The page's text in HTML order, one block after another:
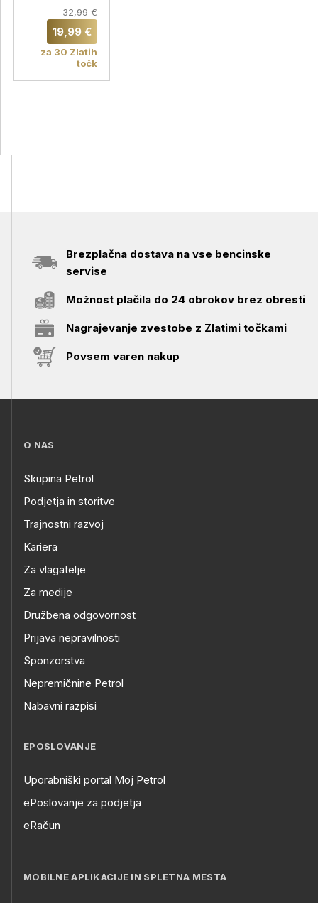
647906630
32,99 €
19,99 €
za 30 Zlatih
točk
Brezplačna dostava na vse bencinske
servise
Možnost plačila do 24 obrokov brez obresti
Nagrajevanje zvestobe z Zlatimi točkami
Povsem varen nakup
O NAS
Skupina Petrol
Podjetja in storitve
Trajnostni razvoj
Kariera
Za vlagatelje
Za medije
Družbena odgovornost
Prijava nepravilnosti
Sponzorstva
Nepremičnine Petrol
Nabavni razpisi
EPOSLOVANJE
Uporabniški portal Moj Petrol
ePoslovanje za podjetja
eRačun
MOBILNE APLIKACIJE IN SPLETNA MESTA